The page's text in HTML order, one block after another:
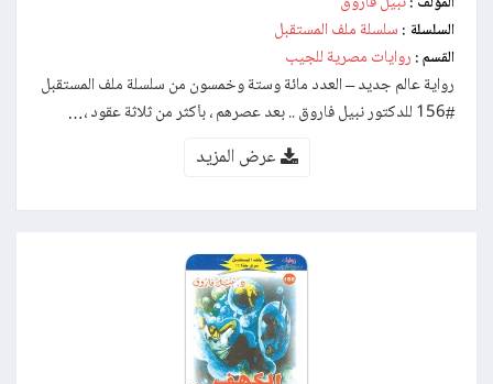
السلسلة : سلسلة ملف المستقبل
القسم : روايات مصرية للجيب
رواية عالم جديد – العدد مائة وستة وخمسون من سلسلة ملف المستقبل
#156 للدكتور نبيل فاروق .. بعد عصرهم ، بأكثر من ثلاثة عقود ،…
عرض المزيد